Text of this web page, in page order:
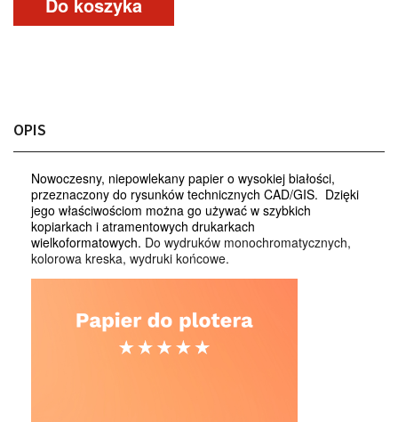
OPIS
Nowoczesny, niepowlekany papier o wysokiej białości,
przeznaczony do rysunków technicznych CAD/GIS. Dzięki
jego właściwościom można go używać w szybkich
kopiarkach i atramentowych drukarkach
wielkoformatowych. Do wydruków monochromatycznych,
kolorowa kreska, wydruki końcowe.